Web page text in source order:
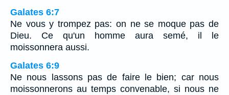
Galates 6:7
Ne vous y trompez pas: on ne se moque pas de
Dieu. Ce qu'un homme aura semé, il le
moissonnera aussi.
Galates 6:9
Ne nous lassons pas de faire le bien; car nous
moissonnerons au temps convenable, si nous ne